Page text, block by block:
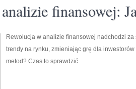
finansowej:
Rewolucja w analizie finansowej nadchodzi
trendy na rynku, zmieniając grę dla
metod? Czas to sprawdzić.